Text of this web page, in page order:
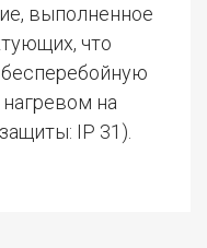
выполненное
что
бесперебойную
на
IP 31).